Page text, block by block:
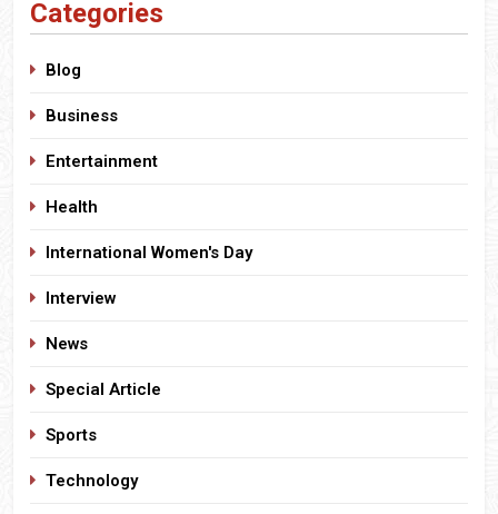
Categories
Blog
Business
Entertainment
Health
International Women's Day
Interview
News
Special Article
Sports
Technology